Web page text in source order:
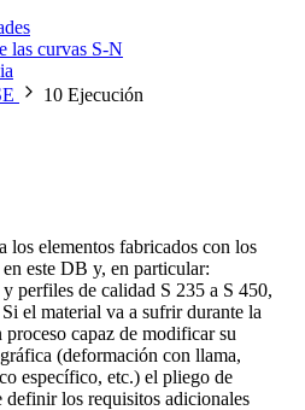
de los materiales
de calidad del montaje
Empalme
las curvas S-N
10 Ejecución
los elementos fabricados con los
este DB y, en particular:
y perfiles de calidad S 235 a S 450,
el material va a sufrir durante la
capaz de modificar su
(deformación con llama,
específico, etc.) el pliego de
definir los requisitos adicionales